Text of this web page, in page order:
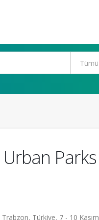
Parks
Türkiye, 7 - 10 Kasım